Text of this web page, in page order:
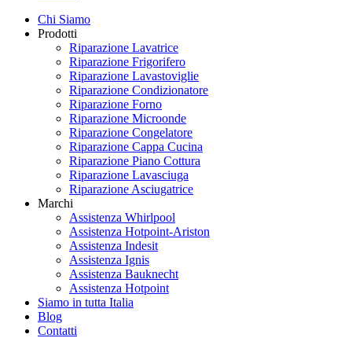
Chi Siamo
Prodotti
Riparazione Lavatrice
Riparazione Frigorifero
Riparazione Lavastoviglie
Riparazione Condizionatore
Riparazione Forno
Riparazione Microonde
Riparazione Congelatore
Riparazione Cappa Cucina
Riparazione Piano Cottura
Riparazione Lavasciuga
Riparazione Asciugatrice
Marchi
Assistenza Whirlpool
Assistenza Hotpoint-Ariston
Assistenza Indesit
Assistenza Ignis
Assistenza Bauknecht
Assistenza Hotpoint
Siamo in tutta Italia
Blog
Contatti